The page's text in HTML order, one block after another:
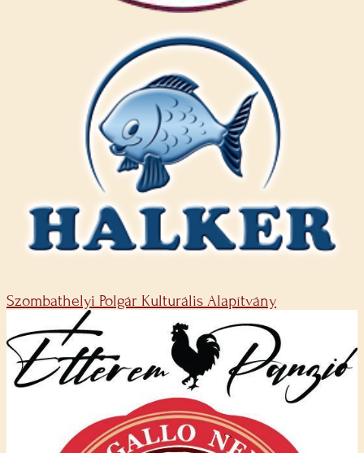
Szombathelyi Polgár Kulturális Alapítvány